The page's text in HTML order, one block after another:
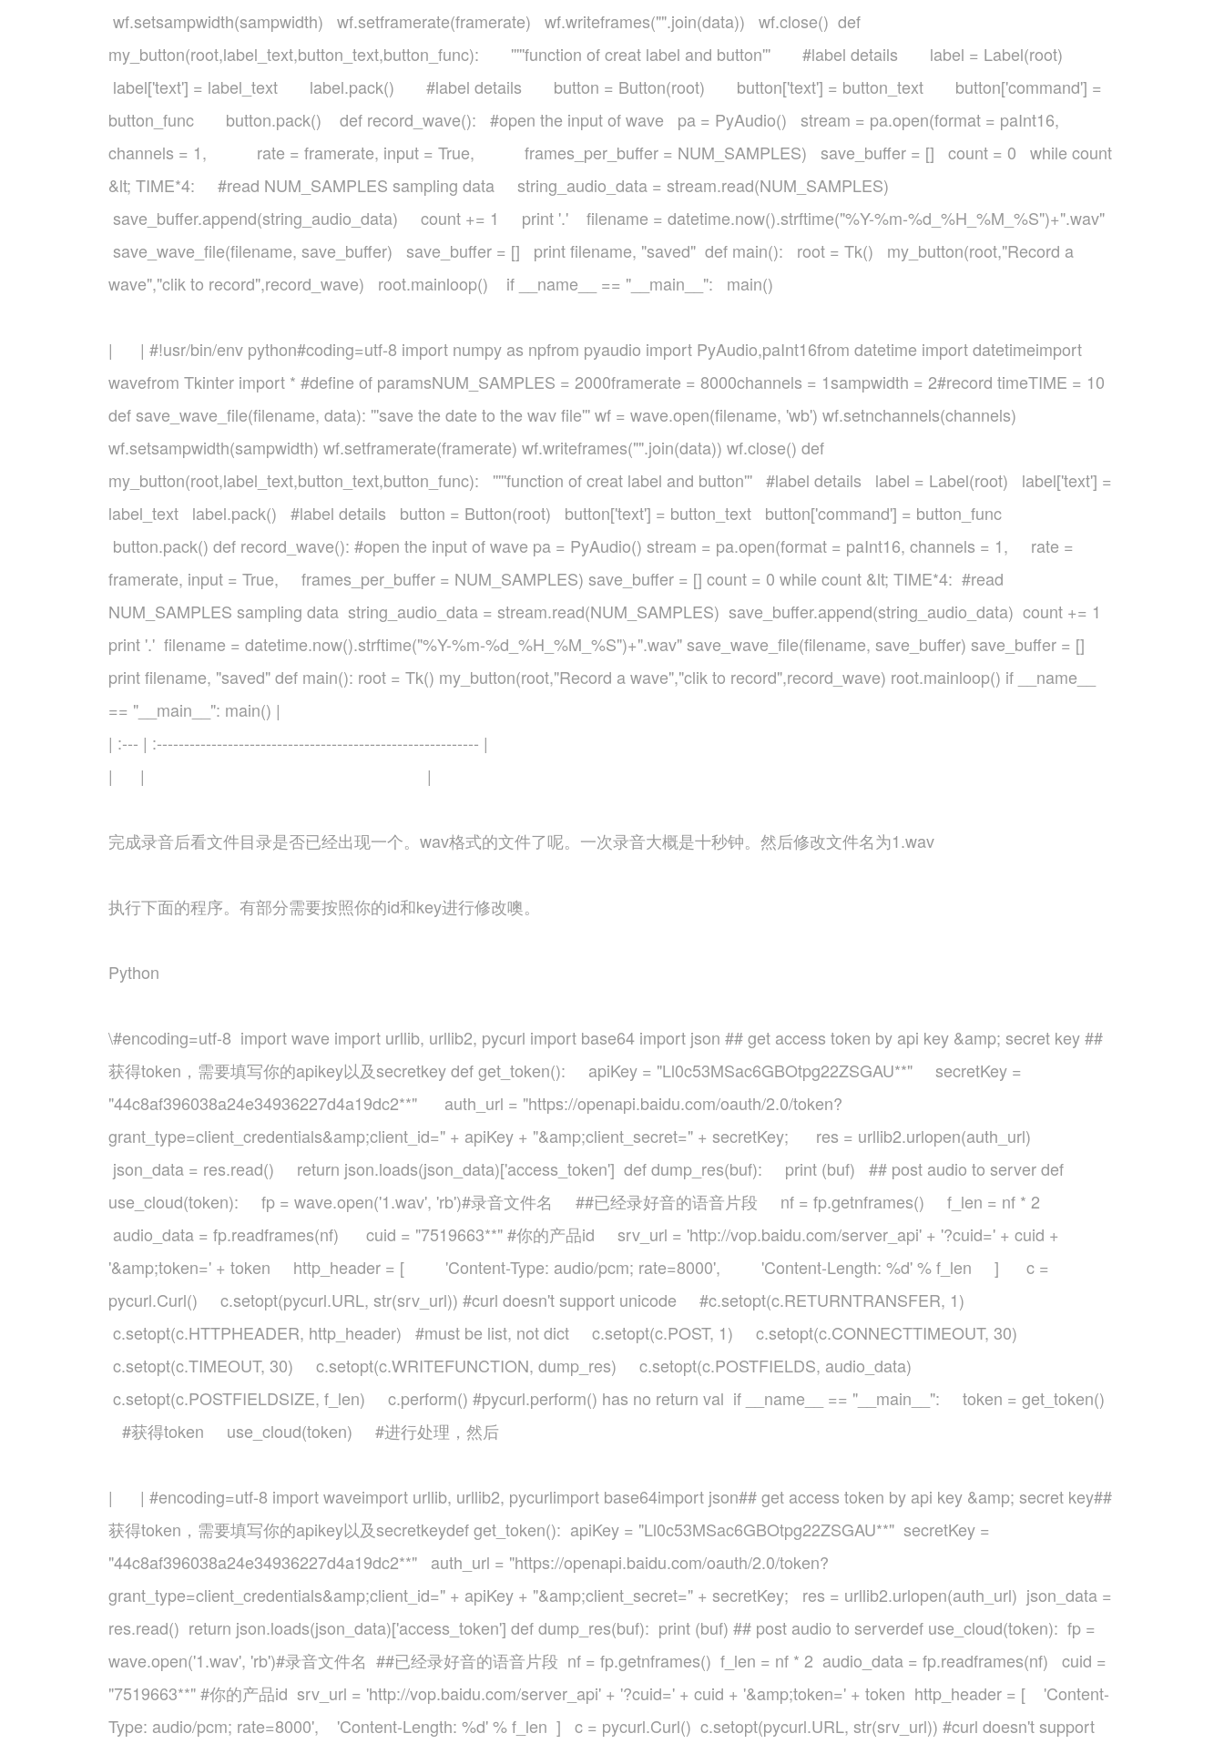
wf.setsampwidth(sampwidth) wf.setframerate(framerate) wf.writeframes("".join(data)) wf.close() def
my_button(root,label_text,button_text,button_func): '''''function of creat label and button''' #label details label = Label(root)
label['text'] = label_text label.pack() #label details button = Button(root) button['text'] = button_text button['command'] =
button_func button.pack() def record_wave(): #open the input of wave pa = PyAudio() stream = pa.open(format = paInt16,
channels = 1, rate = framerate, input = True, frames_per_buffer = NUM_SAMPLES) save_buffer = [] count = 0 while count
&lt; TIME*4: #read NUM_SAMPLES sampling data string_audio_data = stream.read(NUM_SAMPLES)
save_buffer.append(string_audio_data) count += 1 print '.' filename = datetime.now().strftime("%Y-%m-%d_%H_%M_%S")+".wav"
save_wave_file(filename, save_buffer) save_buffer = [] print filename, "saved" def main(): root = Tk() my_button(root,"Record a
wave","clik to record",record_wave) root.mainloop() if __name__ == "__main__": main()
| | #!usr/bin/env python#coding=utf-8 import numpy as npfrom pyaudio import PyAudio,paInt16from datetime import datetimeimport
wavefrom Tkinter import * #define of paramsNUM_SAMPLES = 2000framerate = 8000channels = 1sampwidth = 2#record timeTIME = 10
def save_wave_file(filename, data): '''save the date to the wav file''' wf = wave.open(filename, 'wb') wf.setnchannels(channels)
wf.setsampwidth(sampwidth) wf.setframerate(framerate) wf.writeframes("".join(data)) wf.close() def
my_button(root,label_text,button_text,button_func): '''''function of creat label and button''' #label details label = Label(root) label['text'] =
label_text label.pack() #label details button = Button(root) button['text'] = button_text button['command'] = button_func
button.pack() def record_wave(): #open the input of wave pa = PyAudio() stream = pa.open(format = paInt16, channels = 1, rate =
framerate, input = True, frames_per_buffer = NUM_SAMPLES) save_buffer = [] count = 0 while count &lt; TIME*4: #read
NUM_SAMPLES sampling data string_audio_data = stream.read(NUM_SAMPLES) save_buffer.append(string_audio_data) count += 1
print '.' filename = datetime.now().strftime("%Y-%m-%d_%H_%M_%S")+".wav" save_wave_file(filename, save_buffer) save_buffer = []
print filename, "saved" def main(): root = Tk() my_button(root,"Record a wave","clik to record",record_wave) root.mainloop() if __name__
== "__main__": main() |
| :--- | :----------------------------------------------------------- |
| | |
完成录音后看文件目录是否已经出现一个。wav格式的文件了呢。一次录音大概是十秒钟。然后修改文件名为1.wav
执行下面的程序。有部分需要按照你的id和key进行修改噢。
Python
\#encoding=utf-8 import wave import urllib, urllib2, pycurl import base64 import json ## get access token by api key &amp; secret key ##
获得token，需要填写你的apikey以及secretkey def get_token(): apiKey = "Ll0c53MSac6GBOtpg22ZSGAU**" secretKey =
"44c8af396038a24e34936227d4a19dc2**" auth_url = "https://openapi.baidu.com/oauth/2.0/token?
grant_type=client_credentials&amp;client_id=" + apiKey + "&amp;client_secret=" + secretKey; res = urllib2.urlopen(auth_url)
json_data = res.read() return json.loads(json_data)['access_token'] def dump_res(buf): print (buf) ## post audio to server def
use_cloud(token): fp = wave.open('1.wav', 'rb')#录音文件名 ##已经录好音的语音片段 nf = fp.getnframes() f_len = nf * 2
audio_data = fp.readframes(nf) cuid = "7519663**" #你的产品id srv_url = 'http://vop.baidu.com/server_api' + '?cuid=' + cuid +
'&amp;token=' + token http_header = [ 'Content-Type: audio/pcm; rate=8000', 'Content-Length: %d' % f_len ] c =
pycurl.Curl() c.setopt(pycurl.URL, str(srv_url)) #curl doesn't support unicode #c.setopt(c.RETURNTRANSFER, 1)
c.setopt(c.HTTPHEADER, http_header) #must be list, not dict c.setopt(c.POST, 1) c.setopt(c.CONNECTTIMEOUT, 30)
c.setopt(c.TIMEOUT, 30) c.setopt(c.WRITEFUNCTION, dump_res) c.setopt(c.POSTFIELDS, audio_data)
c.setopt(c.POSTFIELDSIZE, f_len) c.perform() #pycurl.perform() has no return val if __name__ == "__main__": token = get_token()
#获得token use_cloud(token) #进行处理，然后
| | #encoding=utf-8 import waveimport urllib, urllib2, pycurlimport base64import json## get access token by api key &amp; secret key##
获得token，需要填写你的apikey以及secretkeydef get_token(): apiKey = "Ll0c53MSac6GBOtpg22ZSGAU**" secretKey =
"44c8af396038a24e34936227d4a19dc2**" auth_url = "https://openapi.baidu.com/oauth/2.0/token?
grant_type=client_credentials&amp;client_id=" + apiKey + "&amp;client_secret=" + secretKey; res = urllib2.urlopen(auth_url) json_data =
res.read() return json.loads(json_data)['access_token'] def dump_res(buf): print (buf) ## post audio to serverdef use_cloud(token): fp =
wave.open('1.wav', 'rb')#录音文件名 ##已经录好音的语音片段 nf = fp.getnframes() f_len = nf * 2 audio_data = fp.readframes(nf) cuid =
"7519663**" #你的产品id srv_url = 'http://vop.baidu.com/server_api' + '?cuid=' + cuid + '&amp;token=' + token http_header = [ 'Content-
Type: audio/pcm; rate=8000', 'Content-Length: %d' % f_len ] c = pycurl.Curl() c.setopt(pycurl.URL, str(srv_url)) #curl doesn't support